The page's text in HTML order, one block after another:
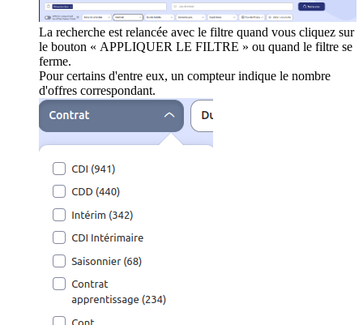
La recherche est relancée avec le filtre quand vous cliquez sur
le bouton « APPLIQUER LE FILTRE » ou quand le filtre se
ferme.
Pour certains d'entre eux, un compteur indique le nombre
d'offres correspondant.